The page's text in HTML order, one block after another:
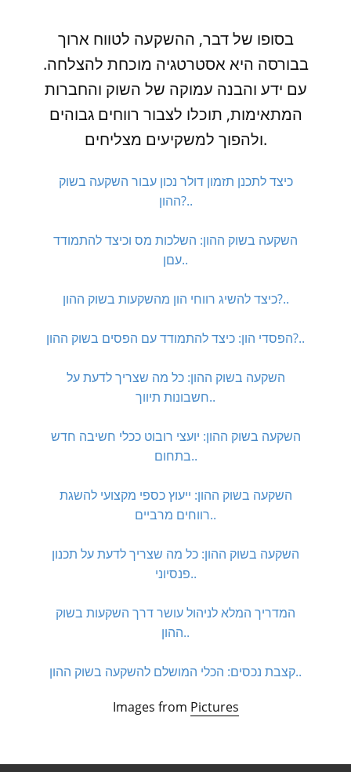
בסופו של דבר, ההשקעה לטווח ארוך
בבורסה היא אסטרטגיה מוכחת להצלחה.
עם ידע והבנה עמוקה של השוק והחברות
המתאימות, תוכלו לצבור רווחים גבוהים
ולהפוך למשקיעים מצליחים.
כיצד לתכנן תזמון דולר נכון עבור השקעה בשוק
ההון?..
השקעה בשוק ההון: השלכות מס וכיצד להתמודד
עםן..
כיצד להשיג רווחי הון מהשקעות בשוק ההון?..
הפסדי הון: כיצד להתמודד עם הפסים בשוק ההון?..
השקעה בשוק ההון: כל מה שצריך לדעת על
חשבונות תיווך..
השקעה בשוק ההון: יועצי רובוט ככלי חשיבה חדש
בתחום..
השקעה בשוק ההון: ייעוץ כספי מקצועי להשגת
רווחים מרביים..
השקעה בשוק ההון: כל מה שצריך לדעת על תכנון
פנסיוני..
המדריך המלא לניהול עושר דרך השקעות בשוק
ההון..
קצבת נכסים: הכלי המושלם להשקעה בשוק ההון..
Images from Pictures